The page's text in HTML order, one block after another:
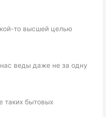
то высшей целью
веды даже не за одну
таких бытовых